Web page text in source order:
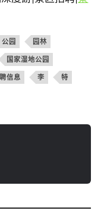
公园 园林
国家湿地公园
信息 李 特